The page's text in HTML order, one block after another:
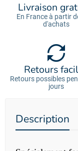
Livraison
En France à partir
d'achats
Retours
Retours possibles
jours
Description